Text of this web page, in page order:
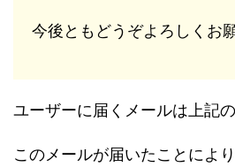
今後ともどうぞよろしくお
ユーザーに届くメールは上記
このメールが届いたことによ